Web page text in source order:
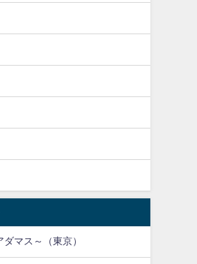
マス～（東京）